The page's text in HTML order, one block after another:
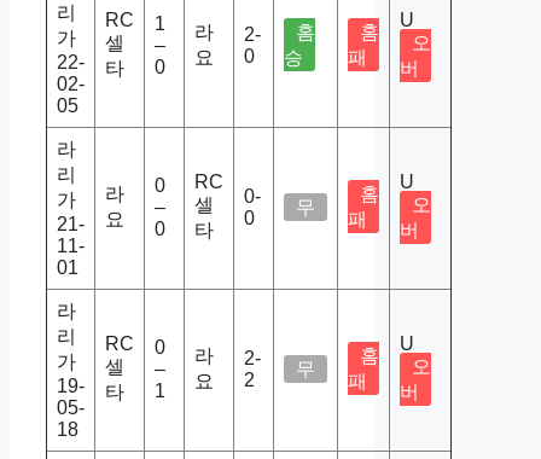
리
가
22-
02-
05
RC
셀
타
1
–
0
라
요
2-
0
홈
승
홈
패
U
오
버
라
리
가
21-
11-
01
라
요
0
–
0
RC
셀
타
0-
0
무
홈
패
U
오
버
라
리
가
19-
05-
18
RC
셀
타
0
–
1
라
요
2-
2
무
홈
패
U
오
버